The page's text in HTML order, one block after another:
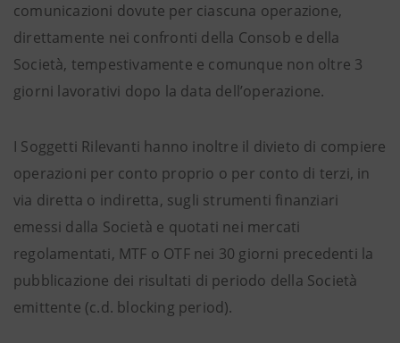
comunicazioni dovute per ciascuna operazione,
direttamente nei confronti della Consob e della
Società, tempestivamente e comunque non oltre 3
giorni lavorativi dopo la data dell’operazione.
I Soggetti Rilevanti hanno inoltre il divieto di compiere
operazioni per conto proprio o per conto di terzi, in
via diretta o indiretta, sugli strumenti finanziari
emessi dalla Società e quotati nei mercati
regolamentati, MTF o OTF nei 30 giorni precedenti la
pubblicazione dei risultati di periodo della Società
emittente (c.d. blocking period).